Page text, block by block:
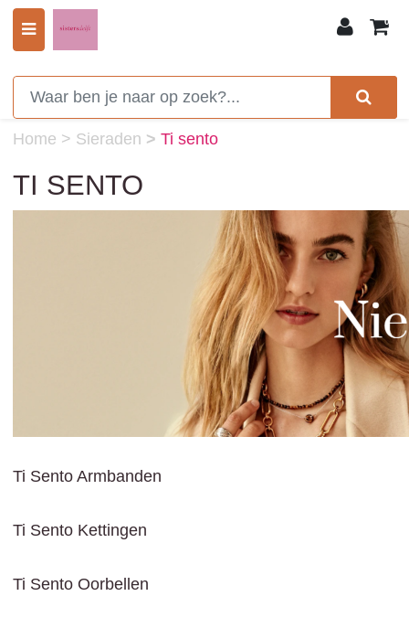
0
Home > Sieraden > Ti sento
TI SENTO
Ti Sento Armbanden
Ti Sento Kettingen
Ti Sento Oorbellen